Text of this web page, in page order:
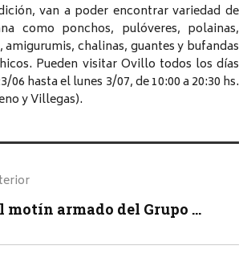
van a poder encontrar variedad de
como ponchos, pulóveres, polainas,
amigurumis, chalinas, guantes y bufandas
Pueden visitar Ovillo todos los días
06 hasta el lunes 3/07, de 10:00 a 20:30 hs.
y Villegas).
motín armado del Grupo ...